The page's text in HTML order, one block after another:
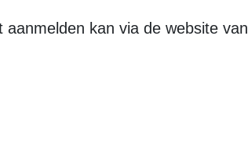
aanmelden kan via de website van